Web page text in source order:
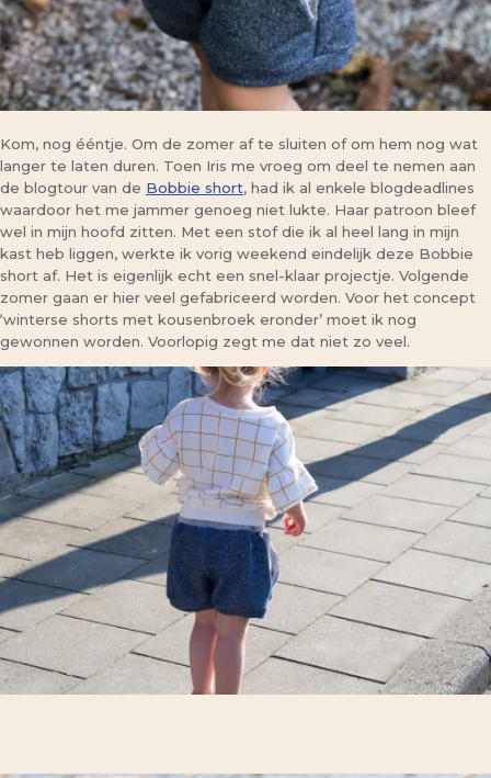
Kom, nog ééntje. Om de zomer af te sluiten of om hem nog wat
langer te laten duren. Toen Iris me vroeg om deel te nemen aan
de blogtour van de Bobbie short, had ik al enkele blogdeadlines
waardoor het me jammer genoeg niet lukte. Haar patroon bleef
wel in mijn hoofd zitten. Met een stof die ik al heel lang in mijn
kast heb liggen, werkte ik vorig weekend eindelijk deze Bobbie
short af. Het is eigenlijk echt een snel-klaar projectje. Volgende
zomer gaan er hier veel gefabriceerd worden. Voor het concept
‘winterse shorts met kousenbroek eronder’ moet ik nog
gewonnen worden. Voorlopig zegt me dat niet zo veel.